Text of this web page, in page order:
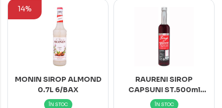
14%
MONIN SIROP ALMOND
0.7L 6/BAX
ÎN STOC
RAURENI SIROP
CAPSUNI ST.500ml
8/BAX
ÎN STOC